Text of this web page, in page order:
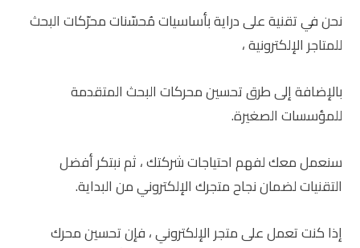
نحن في تقنية على دراية بأساسيات مُحسّنات محرّكات البحث
للمتاجر الإلكترونية ،
بالإضافة إلى طرق تحسين محركات البحث المتقدمة
للمؤسسات الصغيرة.
سنعمل معك لفهم احتياجات شركتك ، ثم نبتكر أفضل
التقنيات لضمان نجاح متجرك الإلكتروني من البداية.
إذا كنت تعمل على متجر الإلكتروني ، فإن تحسين محرك